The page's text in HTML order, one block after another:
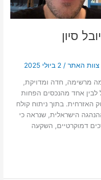
סיון
- צוות האתר/ 2 ביולי 2025
מרשימה, חדה ומדויקת,
לבין אחד מהנכסים הפחות
האזרחית. בתוך ניתוח קולח
הישראלית, שנראה כי
דמוקרטיים, השקעה